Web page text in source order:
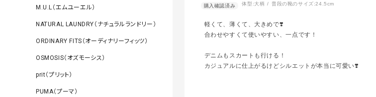
M.U.L（エムユーエル）
NATURAL LAUNDRY（ナチュラルランドリー）
ORDINARY FITS（オーディナリーフィッツ）
OSMOSIS（オズモーシス）
prit（プリット）
PUMA（プーマ）
体型:大柄 普段の靴のサイズ:24.5cm
軽くて、薄くて、大きめで❣️
合わせやすくて使いやすい、一点です！
デニムもスカートも行ける！
カジュアルに仕上がるけどシルエットが本当に可愛い❣️